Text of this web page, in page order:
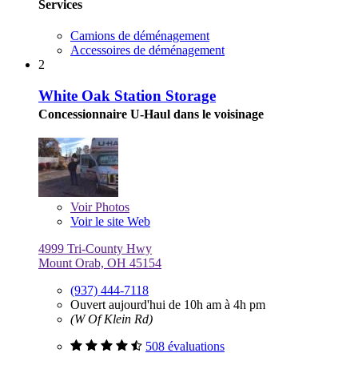
Services
Camions de déménagement
Accessoires de déménagement
2
White Oak Station Storage
Concessionnaire U-Haul dans le voisinage
VoirPhotos
Voir le site Web
4999 Tri-County Hwy
Mount Orab, OH 45154
(937) 444-7118
Ouvert aujourd'hui de 10h am à 4h pm
(W Of Klein Rd)
508 évaluations